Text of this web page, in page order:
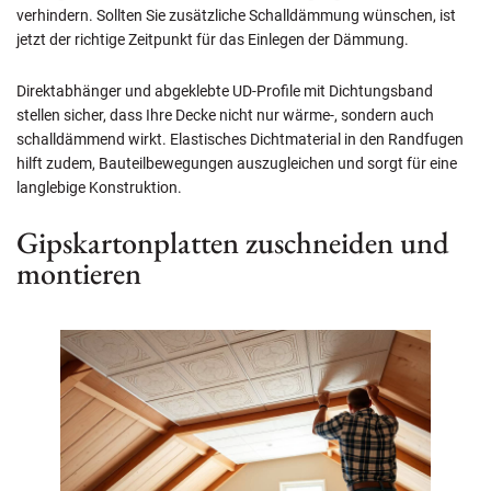
verhindern. Sollten Sie zusätzliche Schalldämmung wünschen, ist
jetzt der richtige Zeitpunkt für das Einlegen der Dämmung.
Direktabhänger und abgeklebte UD-Profile mit Dichtungsband
stellen sicher, dass Ihre Decke nicht nur wärme-, sondern auch
schalldämmend wirkt. Elastisches Dichtmaterial in den Randfugen
hilft zudem, Bauteilbewegungen auszugleichen und sorgt für eine
langlebige Konstruktion.
Gipskartonplatten zuschneiden und
montieren